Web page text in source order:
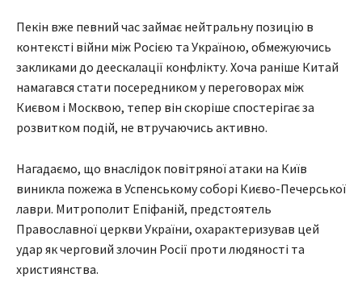
Пекін вже певний час займає нейтральну позицію в
контексті війни між Росією та Україною, обмежуючись
закликами до деескалації конфлікту. Хоча раніше Китай
намагався стати посередником у переговорах між
Києвом і Москвою, тепер він скоріше спостерігає за
розвитком подій, не втручаючись активно.
Нагадаємо, що внаслідок повітряної атаки на Київ
виникла пожежа в Успенському соборі Києво-Печерської
лаври. Митрополит Епіфаній, предстоятель
Православної церкви України, охарактеризував цей
удар як черговий злочин Росії проти людяності та
християнства.